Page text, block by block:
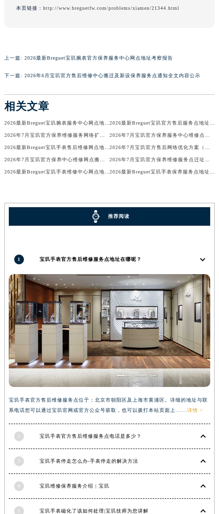
河南省焦作市解放区解放路宝玑售后服务中心（需提前预约）
河南省开封市鼓楼区中山路宝玑售后服务中心（需提前预约）
河南省洛阳市西工区中州中路与解放路交叉口宝玑售后服务中心（需提前预约）
河南省漯河市源汇区交通路宝玑售后服务中心（需提前预约）
河南省南阳市宛城区范蠡东路与南都路交叉口宝玑售后服务中心（需提前预约）
河南省平顶山市卫东区建设路宝玑售后服务中心（需提前预约）
河南省商丘市梁园区神火大道宝玑售后服务中心（需提前预约）
河南省新乡市红旗区人民路宝玑售后服务中心（需提前预约）
河南省驻马店市驿城区乐山大道与置地大道交叉口宝玑售后服务中心（需提前预约）
湖北省鄂州市鄂城区文星大道宝玑售后服务中心（需提前预约）
湖北省黄冈市黄州区赤壁大道宝玑售后服务中心（需提前预约）
湖北省黄石市黄石港区武汉路宝玑售后服务中心（需提前预约）
湖北省荆门市东宝中天街步行街宝玑售后服务中心（需提前预约）
湖北省荆州市荆州区荆中路宝玑售后服务中心（需提前预约）
湖北省十堰市茅箭区人民北路宝玑售后服务中心（需提前预约）
湖北省随州市曾都区青年路宝玑售后服务中心（需提前预约）
湖北省襄阳市樊城区长虹路与人民路交叉口宝玑售后服务中心（需提前预约）
湖北省孝感市孝南区复兴大道宝玑售后服务中心（需提前预约）
湖南省常德市武陵区人民路宝玑售后服务中心（需提前预约）
湖南省郴州市北湖区国庆北路宝玑售后服务中心（需提前预约）
本页链接： http://www.breguetfw.com/problems/xiamen/21344.html
上一篇: 2026最新Breguet宝玑腕表官方保养服务中心网点地址考察报告
下一篇: 2026年6月宝玑官方售后维修中心搬迁及新设保养服务点通知全文内容公示
相关文章
2026最新Breguet宝玑腕表服务中心网点地址考察报告 2026最新Breguet宝玑官方售后服务点地址调研报告
2026年7月宝玑官方保养维修服务网络扩容补充公告（迁址新开）全文定稿 2026年7月宝玑官方保养服务中心维修点最终搬迁及增设方案最终定稿
2026最新Breguet宝玑手表售后维修网点地址考察报告 2026年7月宝玑官方售后网络优化方案（含搬迁与新建）
2026年7月宝玑官方保养中心维修网点搬迁及新增补充完整清单对外公开 2026年7月宝玑官方保养维修服务点迁址与新开业信息补充速报文本
2026最新Breguet宝玑手表维修中心网点地址考察报告 2026最新Breguet宝玑手表保养服务点地址考察报告
推荐阅读
1 宝玑手表官方售后维修服务点地址在哪呢？
宝玑手表官方售后维修服务点位于：北京市朝阳区及上海市黄浦区。详细的地址与联
系电话您可以通过宝玑官网或官方公众号获取，也可以拨打本站页面上...... 详情 >
2 宝玑手表官方售后维修服务点电话是多少？
3 宝玑手表停走怎么办-手表停走的解决方法
4 宝玑维修保养服务介绍 | 宝玑
5 宝玑手表磁化了该如何处理|宝玑技师为您讲解